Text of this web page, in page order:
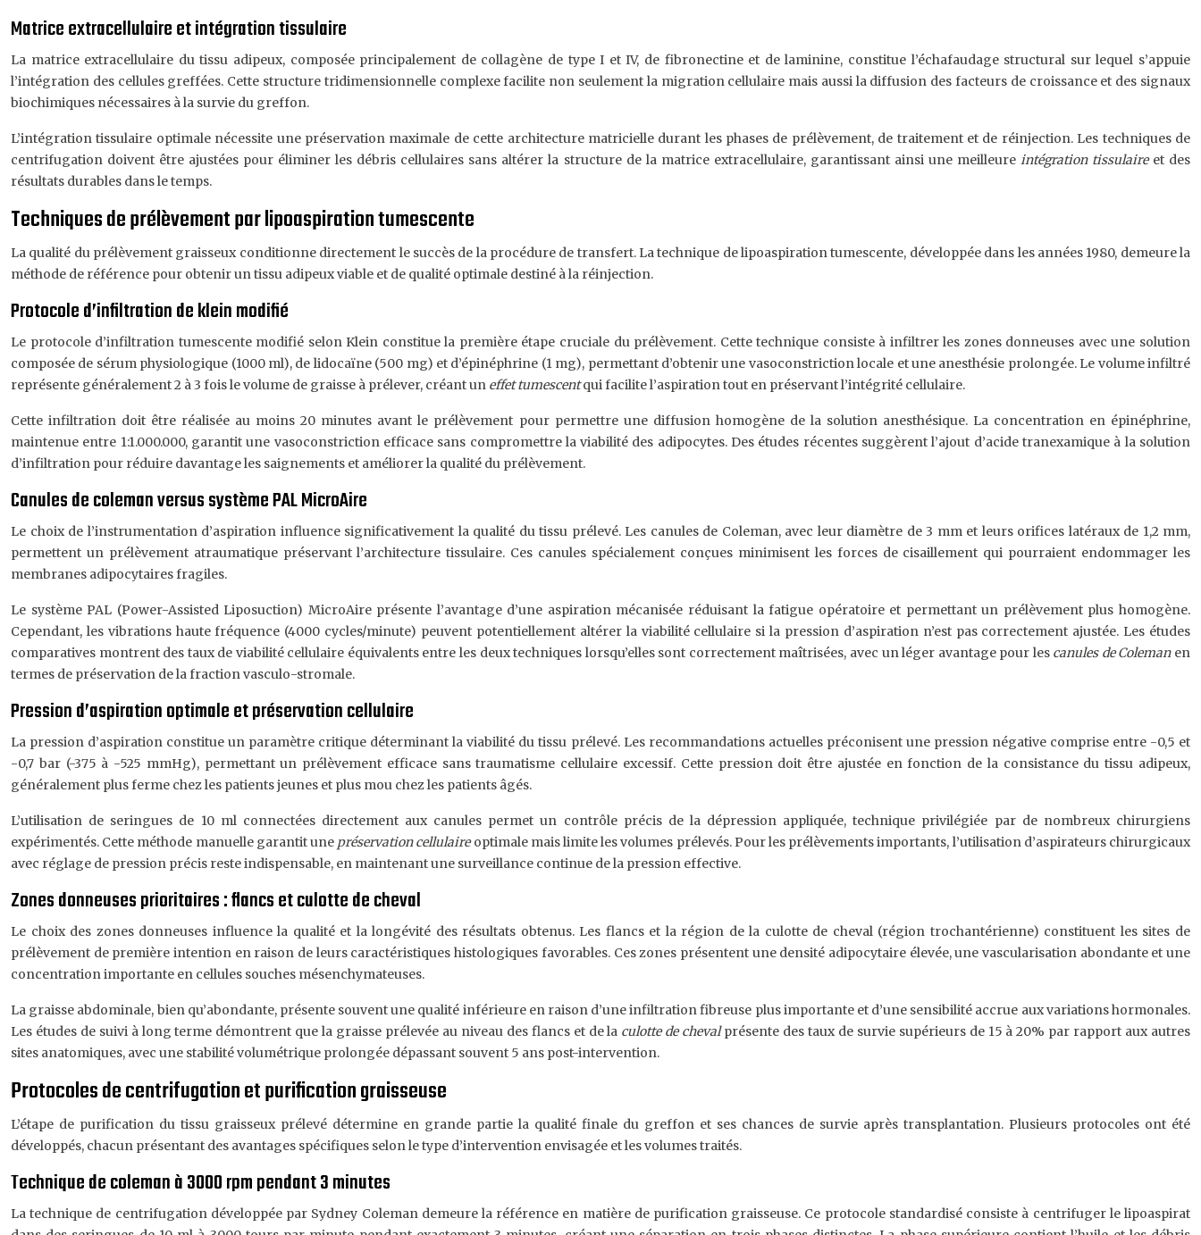
Matrice extracellulaire et intégration tissulaire
La matrice extracellulaire du tissu adipeux, composée principalement de collagène de type I et IV, de fibronectine et de laminine, constitue l’échafaudage structural sur lequel s’appuie
l’intégration des cellules greffées. Cette structure tridimensionnelle complexe facilite non seulement la migration cellulaire mais aussi la diffusion des facteurs de croissance et des signaux
biochimiques nécessaires à la survie du greffon.
L’intégration tissulaire optimale nécessite une préservation maximale de cette architecture matricielle durant les phases de prélèvement, de traitement et de réinjection. Les techniques de
centrifugation doivent être ajustées pour éliminer les débris cellulaires sans altérer la structure de la matrice extracellulaire, garantissant ainsi une meilleure intégration tissulaire et des
résultats durables dans le temps.
Techniques de prélèvement par lipoaspiration tumescente
La qualité du prélèvement graisseux conditionne directement le succès de la procédure de transfert. La technique de lipoaspiration tumescente, développée dans les années 1980, demeure la
méthode de référence pour obtenir un tissu adipeux viable et de qualité optimale destiné à la réinjection.
Protocole d’infiltration de klein modifié
Le protocole d’infiltration tumescente modifié selon Klein constitue la première étape cruciale du prélèvement. Cette technique consiste à infiltrer les zones donneuses avec une solution
composée de sérum physiologique (1000 ml), de lidocaïne (500 mg) et d’épinéphrine (1 mg), permettant d’obtenir une vasoconstriction locale et une anesthésie prolongée. Le volume infiltré
représente généralement 2 à 3 fois le volume de graisse à prélever, créant un effet tumescentqui facilite l’aspiration tout en préservant l’intégrité cellulaire.
Cette infiltration doit être réalisée au moins 20 minutes avant le prélèvement pour permettre une diffusion homogène de la solution anesthésique. La concentration en épinéphrine,
maintenue entre 1:1.000.000, garantit une vasoconstriction efficace sans compromettre la viabilité des adipocytes. Des études récentes suggèrent l’ajout d’acide tranexamique à la solution
d’infiltration pour réduire davantage les saignements et améliorer la qualité du prélèvement.
Canules de coleman versus système PAL MicroAire
Le choix de l’instrumentation d’aspiration influence significativement la qualité du tissu prélevé. Les canules de Coleman, avec leur diamètre de 3 mm et leurs orifices latéraux de 1,2 mm,
permettent un prélèvement atraumatique préservant l’architecture tissulaire. Ces canules spécialement conçues minimisent les forces de cisaillement qui pourraient endommager les
membranes adipocytaires fragiles.
Le système PAL (Power-Assisted Liposuction) MicroAire présente l’avantage d’une aspiration mécanisée réduisant la fatigue opératoire et permettant un prélèvement plus homogène.
Cependant, les vibrations haute fréquence (4000 cycles/minute) peuvent potentiellement altérer la viabilité cellulaire si la pression d’aspiration n’est pas correctement ajustée. Les études
comparatives montrent des taux de viabilité cellulaire équivalents entre les deux techniques lorsqu’elles sont correctement maîtrisées, avec un léger avantage pour les canules de Coleman en
termes de préservation de la fraction vasculo-stromale.
Pression d’aspiration optimale et préservation cellulaire
La pression d’aspiration constitue un paramètre critique déterminant la viabilité du tissu prélevé. Les recommandations actuelles préconisent une pression négative comprise entre -0,5 et
-0,7 bar (-375 à -525 mmHg), permettant un prélèvement efficace sans traumatisme cellulaire excessif. Cette pression doit être ajustée en fonction de la consistance du tissu adipeux,
généralement plus ferme chez les patients jeunes et plus mou chez les patients âgés.
L’utilisation de seringues de 10 ml connectées directement aux canules permet un contrôle précis de la dépression appliquée, technique privilégiée par de nombreux chirurgiens
expérimentés. Cette méthode manuelle garantit une préservation cellulaireoptimale mais limite les volumes prélevés. Pour les prélèvements importants, l’utilisation d’aspirateurs chirurgicaux
avec réglage de pression précis reste indispensable, en maintenant une surveillance continue de la pression effective.
Zones donneuses prioritaires : flancs et culotte de cheval
Le choix des zones donneuses influence la qualité et la longévité des résultats obtenus. Les flancs et la région de la culotte de cheval (région trochantérienne) constituent les sites de
prélèvement de première intention en raison de leurs caractéristiques histologiques favorables. Ces zones présentent une densité adipocytaire élevée, une vascularisation abondante et une
concentration importante en cellules souches mésenchymateuses.
La graisse abdominale, bien qu’abondante, présente souvent une qualité inférieure en raison d’une infiltration fibreuse plus importante et d’une sensibilité accrue aux variations hormonales.
Les études de suivi à long terme démontrent que la graisse prélevée au niveau des flancs et de la culotte de chevalprésente des taux de survie supérieurs de 15 à 20% par rapport aux autres
sites anatomiques, avec une stabilité volumétrique prolongée dépassant souvent 5 ans post-intervention.
Protocoles de centrifugation et purification graisseuse
L’étape de purification du tissu graisseux prélevé détermine en grande partie la qualité finale du greffon et ses chances de survie après transplantation. Plusieurs protocoles ont été
développés, chacun présentant des avantages spécifiques selon le type d’intervention envisagée et les volumes traités.
Technique de coleman à 3000 rpm pendant 3 minutes
La technique de centrifugation développée par Sydney Coleman demeure la référence en matière de purification graisseuse. Ce protocole standardisé consiste à centrifuger le lipoaspirat